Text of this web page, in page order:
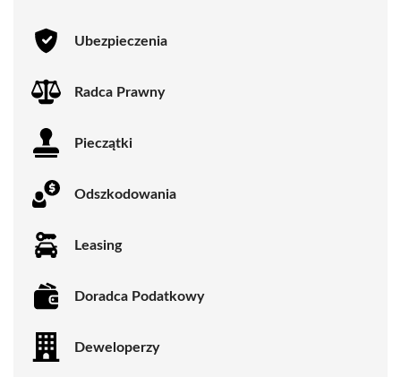
Ubezpieczenia
Radca Prawny
Pieczątki
Odszkodowania
Leasing
Doradca Podatkowy
Deweloperzy